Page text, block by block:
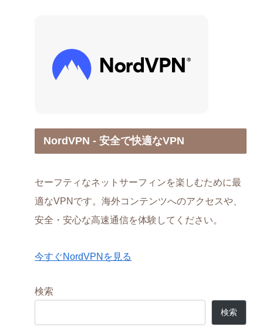
NordVPN - 安全で快適なVPN
セーフティなネットサーフィンを楽しむために最
適なVPNです。海外コンテンツへのアクセスや、
安全・安心な高速通信を体験してください。
今すぐNordVPNを見る
検索
検索